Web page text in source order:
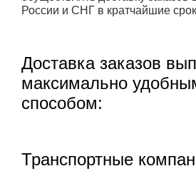
России и СНГ в кратчайшие
Доставка заказов
максимально
способом:
Транспортные